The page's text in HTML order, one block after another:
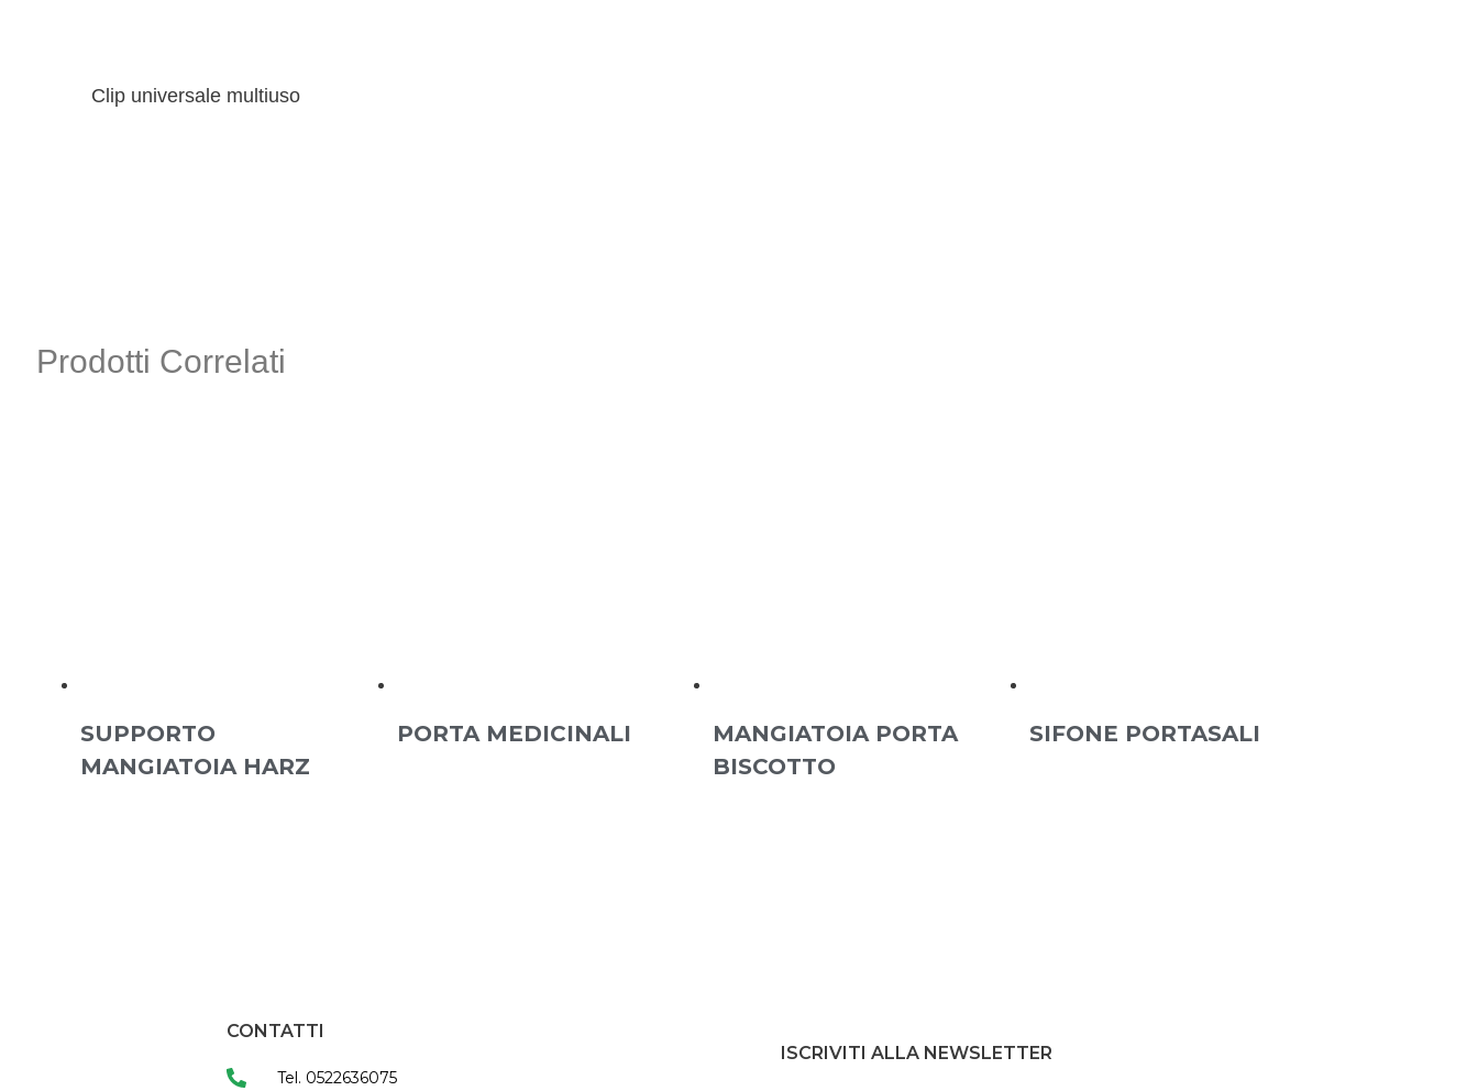
Clip universale multiuso
Prodotti Correlati
SUPPORTO
MANGIATOIA HARZ
PORTA MEDICINALI
MANGIATOIA PORTA
BISCOTTO
SIFONE PORTASALI
CONTATTI
Tel. 0522636075
ISCRIVITI ALLA NEWSLETTER